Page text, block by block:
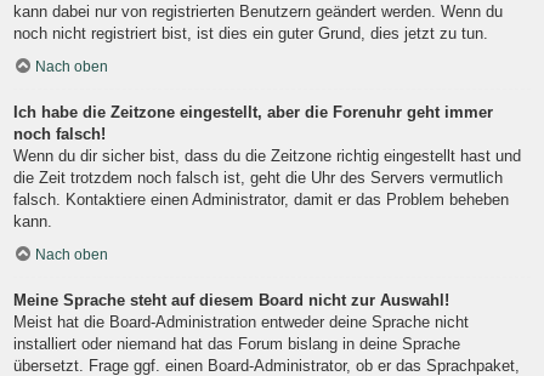
kann dabei nur von registrierten Benutzern geändert werden. Wenn du
noch nicht registriert bist, ist dies ein guter Grund, dies jetzt zu tun.
Nach oben
Ich habe die Zeitzone eingestellt, aber die Forenuhr geht immer
noch falsch!
Wenn du dir sicher bist, dass du die Zeitzone richtig eingestellt hast und
die Zeit trotzdem noch falsch ist, geht die Uhr des Servers vermutlich
falsch. Kontaktiere einen Administrator, damit er das Problem beheben
kann.
Nach oben
Meine Sprache steht auf diesem Board nicht zur Auswahl!
Meist hat die Board-Administration entweder deine Sprache nicht
installiert oder niemand hat das Forum bislang in deine Sprache
übersetzt. Frage ggf. einen Board-Administrator, ob er das Sprachpaket,